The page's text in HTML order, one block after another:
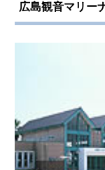
広島観音マリー